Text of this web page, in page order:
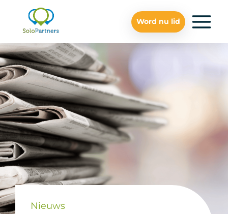
Word nu lid
Nieuws